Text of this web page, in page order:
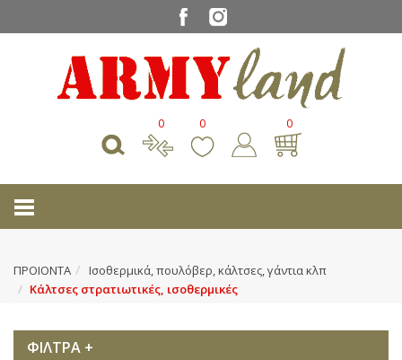
0 0 0
ΠΡΟΙΟΝΤΑ
Ισοθερμικά, πουλόβερ, κάλτσες, γάντια κλπ
Κάλτσες στρατιωτικές, ισοθερμικές
ΦΙΛΤΡΑ +